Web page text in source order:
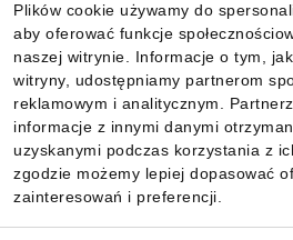
Plików cookie używamy do
aby oferować funkcje
naszej witrynie. Informacje o tym,
witryny, udostępniamy partnerom
reklamowym i analitycznym.
informacje z innymi danymi
uzyskanymi podczas korzystania z
zgodzie możemy lepiej dopasować
zainteresowań i preferencji.
Zwównoważony
EtykietaGreen Premiumjest
Electric do dostarczania produktów o
ekologiczności.Green Premium
najnowszymi przepisami, przejrzystość
Informacje
Pobierz naszą